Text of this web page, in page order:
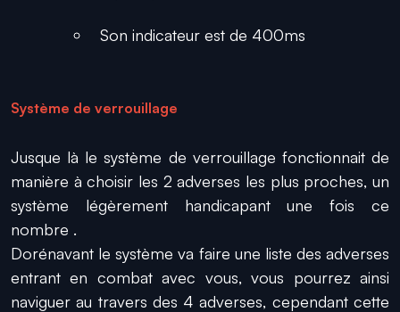
Son indicateur est de 400ms
Système de verrouillage
Jusque là le système de verrouillage fonctionnait de
manière à choisir les 2 adverses les plus proches, un
système légèrement handicapant une fois ce
nombre .
Dorénavant le système va faire une liste des adverses
entrant en combat avec vous, vous pourrez ainsi
naviguer au travers des 4 adverses, cependant cette